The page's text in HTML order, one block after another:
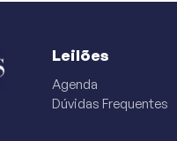
Leilões
Agenda
Dúvidas Frequentes